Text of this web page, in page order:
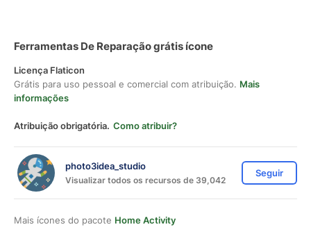
Ferramentas De Reparação grátis ícone
Licença Flaticon
Grátis para uso pessoal e comercial com atribuição. Mais
informações
Atribuição obrigatória. Como atribuir?
photo3idea_studio
Visualizar todos os recursos de 39,042
Seguir
Mais ícones do pacote Home Activity